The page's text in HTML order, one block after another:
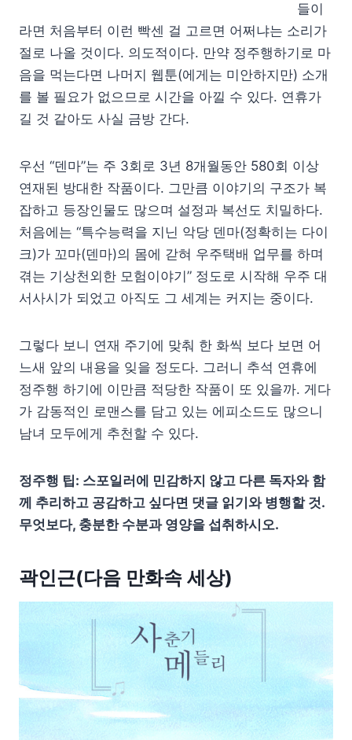
들이
라면 처음부터 이런 빡센 걸 고르면 어쩌냐는 소리가
절로 나올 것이다. 의도적이다. 만약 정주행하기로 마
음을 먹는다면 나머지 웹툰(에게는 미안하지만) 소개
를 볼 필요가 없으므로 시간을 아낄 수 있다. 연휴가
길 것 같아도 사실 금방 간다.
우선 “덴마”는 주 3회로 3년 8개월동안 580회 이상
연재된 방대한 작품이다. 그만큼 이야기의 구조가 복
잡하고 등장인물도 많으며 설정과 복선도 치밀하다.
처음에는 “특수능력을 지닌 악당 덴마(정확히는 다이
크)가 꼬마(덴마)의 몸에 갇혀 우주택배 업무를 하며
겪는 기상천외한 모험이야기” 정도로 시작해 우주 대
서사시가 되었고 아직도 그 세계는 커지는 중이다.
그렇다 보니 연재 주기에 맞춰 한 화씩 보다 보면 어
느새 앞의 내용을 잊을 정도다. 그러니 추석 연휴에
정주행 하기에 이만큼 적당한 작품이 또 있을까. 게다
가 감동적인 로맨스를 담고 있는 에피소드도 많으니
남녀 모두에게 추천할 수 있다.
정주행 팁: 스포일러에 민감하지 않고 다른 독자와 함
께 추리하고 공감하고 싶다면 댓글 읽기와 병행할 것.
무엇보다, 충분한 수분과 영양을 섭취하시오.
곽인근(다음 만화속 세상)